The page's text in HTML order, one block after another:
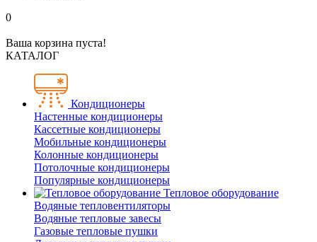
0
Ваша корзина пуста!
КАТАЛОГ
Кондиционеры
Настенные кондиционеры
Кассетные кондиционеры
Мобильные кондиционеры
Колонные кондиционеры
Потолочные кондиционеры
Популярные кондиционеры
Тепловое оборудование
Водяные тепловентиляторы
Водяные тепловые завесы
Газовые тепловые пушки